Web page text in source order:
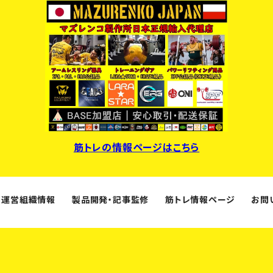
筋トレの情報ページはこちら
運営組織情報 製品開発・記事監修 筋トレ情報ページ お問